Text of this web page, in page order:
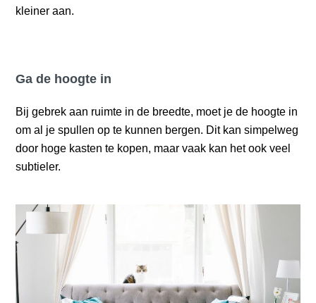
kleiner aan.
Ga de hoogte in
Bij gebrek aan ruimte in de breedte, moet je de hoogte in
om al je spullen op te kunnen bergen. Dit kan simpelweg
door hoge kasten te kopen, maar vaak kan het ook veel
subtieler.